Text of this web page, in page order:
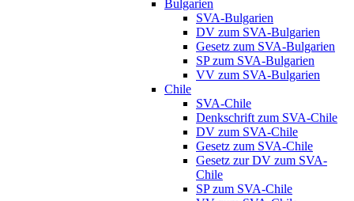
Bulgarien
SVA-Bulgarien
DV zum SVA-Bulgarien
Gesetz zum SVA-Bulgarien
SP zum SVA-Bulgarien
VV zum SVA-Bulgarien
Chile
SVA-Chile
Denkschrift zum SVA-Chile
DV zum SVA-Chile
Gesetz zum SVA-Chile
Gesetz zur DV zum SVA-
Chile
SP zum SVA-Chile